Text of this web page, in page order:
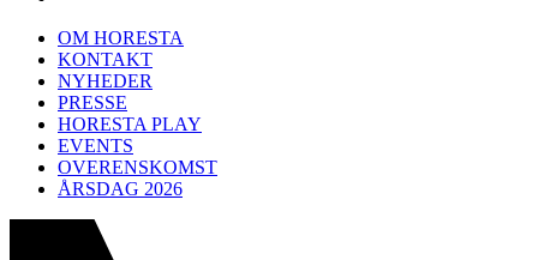
OM HORESTA
KONTAKT
NYHEDER
PRESSE
HORESTA PLAY
EVENTS
OVERENSKOMST
ÅRSDAG 2026